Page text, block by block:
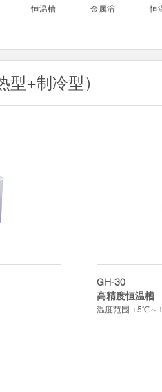
恒温槽 金属浴 恒
+制冷型）
GH-30
高精度恒温槽
温度范围 +5℃～